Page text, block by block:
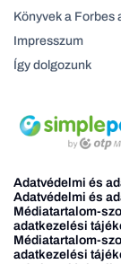
Könyvek a Forbes
Impresszum
Így dolgozunk
Adatvédelmi és
Adatvédelmi és
Médiatartalom-
adatkezelési
Médiatartalom-
adatkezelési